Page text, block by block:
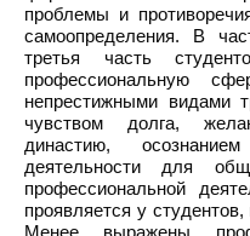
проблемы и
самоопределения. В
третья часть
профессиональную
непрестижными видами
чувством долга,
династию,
деятельности для
профессиональной
проявляется у
Менее выражены